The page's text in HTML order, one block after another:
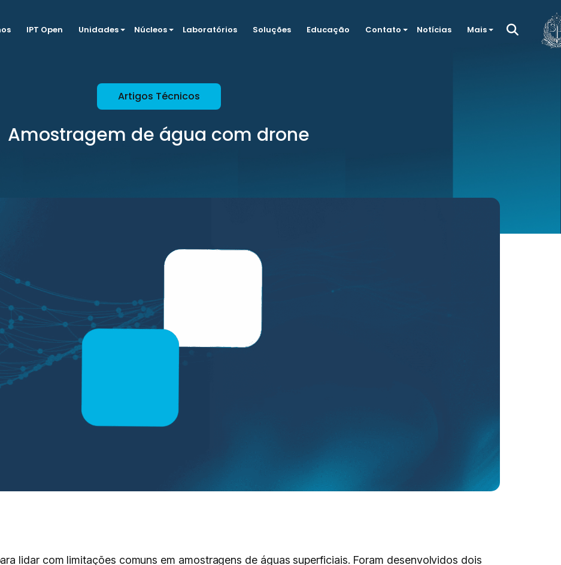
IPT Open Unidades Núcleos Laboratórios Soluções Educação Contato Notícias Mais
Artigos Técnicos
Amostragem de água com drone
lidar com limitações comuns em amostragens de águas superficiais. Foram desenvolvidos dois